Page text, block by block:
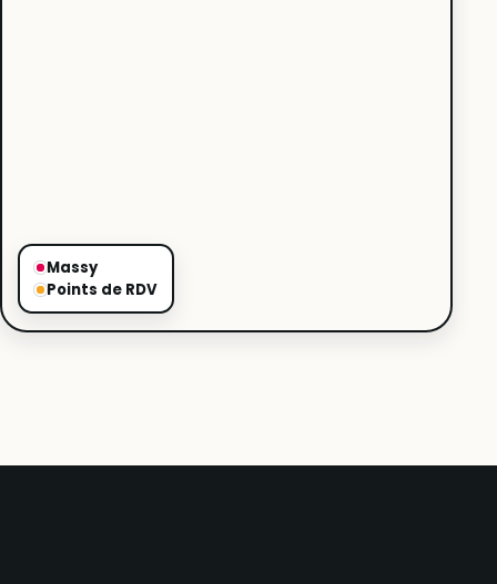
Massy
Points de RDV